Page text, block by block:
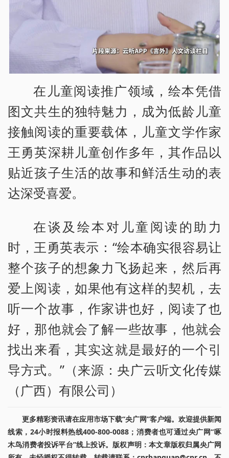
在儿童阅读推广领域，绘本凭借
图文共生的独特魅力，成为低龄儿童
接触阅读的重要载体，儿童文学作家
王勇英深耕儿童创作多年，其作品以
贴近孩子生活的故事和鲜活生动的表
达深受喜爱。
在谈及绘本对儿童阅读的助力
时，王勇英表示：“绘本确实很容易让
整个孩子的想象力飞扬起来，然后再
爱上阅读，如果他有这样的契机，去
听一个故事，作家讲也好，阅读了也
好，那他就会了解一些故事，他就会
找出来看，其实这就是最好的一个引
导方式。”（来源：央广云听文化传媒
（广西）有限公司）
更多精彩资讯请在应用市场下载“央广网”客户端。欢迎提供新闻
线索，24小时报料热线400-800-0088；消费者也可通过央广网“啄
木鸟消费者投诉平台”线上投诉。版权声明：本文章版权归属央广网